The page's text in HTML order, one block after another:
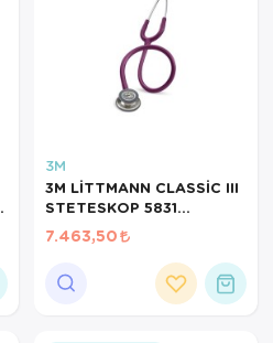
3M
3M LİTTMANN CLASSİC III
STETESKOP 5831
MÜRDÜM
7.463,50